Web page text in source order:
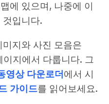
에 있으며, 나중에 이
것입니다.
지와 사진 모음은
이지에서 다룹니다. 그
영상 다운로더 에서 시
가이드를 읽어보세요.